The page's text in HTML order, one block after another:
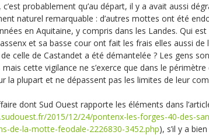
probablement qu’au départ, il y a avait aussi
naturel remarquable : d’autres mottes ont été
en Aquitaine, y compris dans les Landes. Qui
et sa basse cour ont fait les frais elles aussi de
celle de Castandet a été démantelée ? Les gens
cette vigilance ne s’exerce que dans le
la plupart et ne dépassent pas les limites de leur
dont Sud Ouest rapporte les éléments dans
2015/12/24/pontenx-les-forges-40-des-
de-la-motte-feodale-2226830-3452.php), s’il y a